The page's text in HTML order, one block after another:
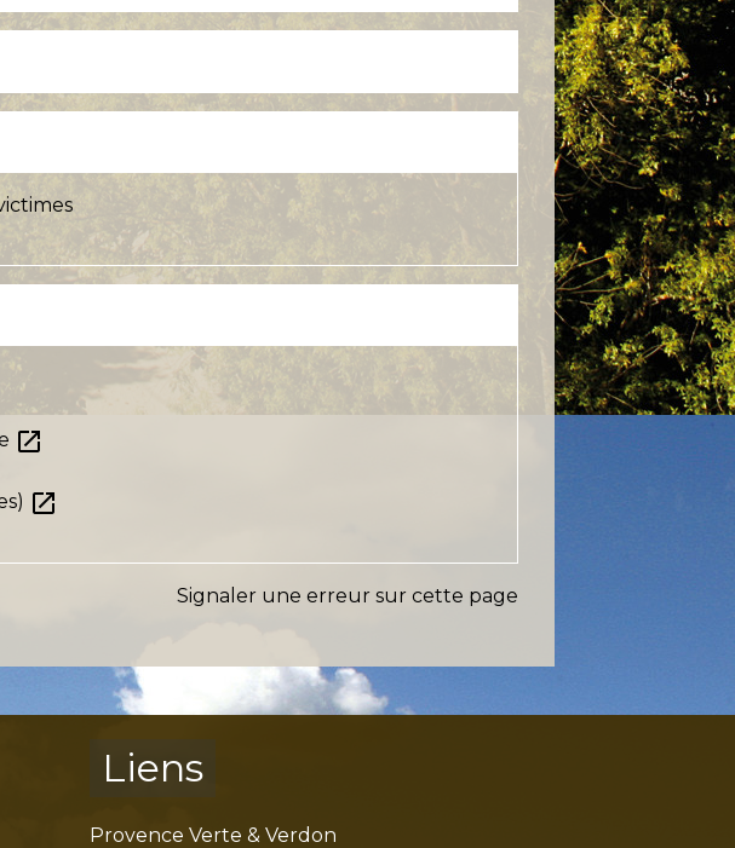
open_in_new
open_in_new
Signaler une erreur sur cette page
Liens
Provence Verte & Verdon